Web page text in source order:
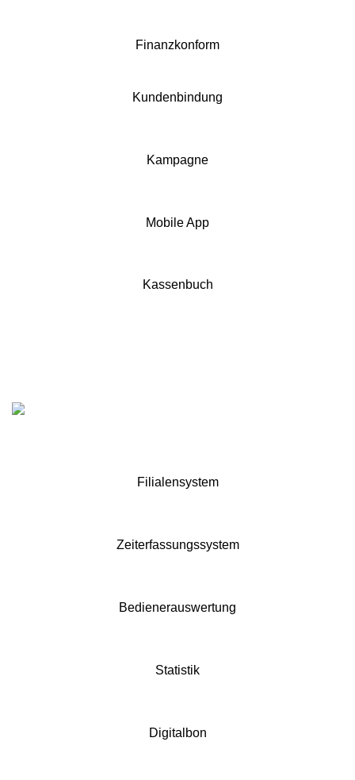
Finanzkonform
Kundenbindung
Kampagne
Mobile App
Kassenbuch
Filialensystem
Zeiterfassungssystem
Bedienerauswertung
Statistik
Digitalbon